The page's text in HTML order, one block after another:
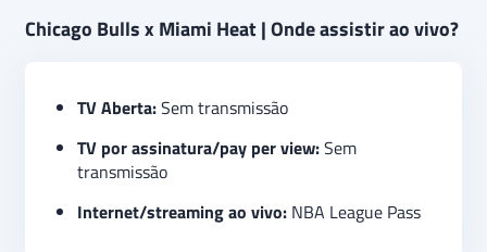
Chicago Bulls x Miami Heat | Onde assistir ao vivo?
TV Aberta:Sem transmissão
TV por assinatura/pay per view:Sem
transmissão
Internet/streaming ao vivo: NBA League Pass